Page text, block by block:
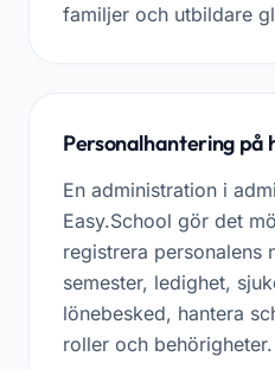
familjer och utbildare
Personalhantering på
En administration i
Easy.School gör det
registrera personalens
semester, ledighet,
lönebesked, hantera
roller och